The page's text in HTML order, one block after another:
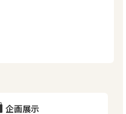
企画展示